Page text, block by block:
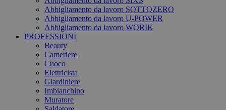
Abbigliamento da lavoro SOTTOZERO
Abbigliamento da lavoro U-POWER
Abbigliamento da lavoro WORIK
PROFESSIONI
Beauty
Cameriere
Cuoco
Elettricista
Giardiniere
Imbianchino
Muratore